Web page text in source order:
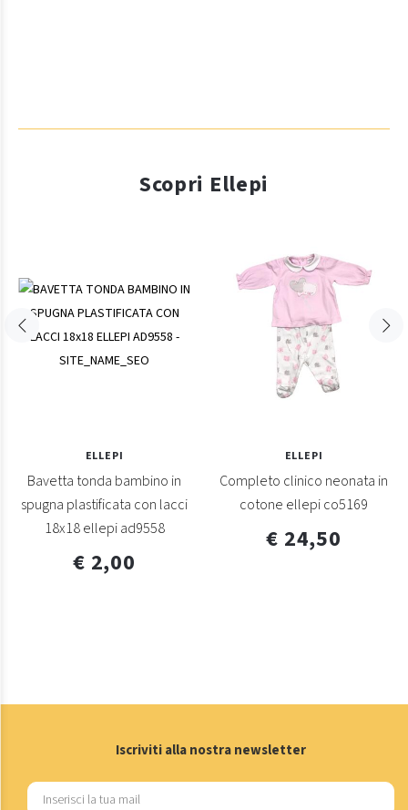
Scopri Ellepi
ELLEPI
Bavetta tonda bambino in
spugna plastificata con lacci
18x18 ellepi ad9558
€ 2,00
ELLEPI
Completo clinico neonata in
cotone ellepi co5169
€ 24,50
Iscriviti alla nostra newsletter